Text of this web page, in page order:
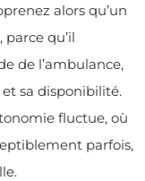
alors qu’un
qu’il
de l’ambulance,
sa disponibilité.
fluctue, où
parfois,